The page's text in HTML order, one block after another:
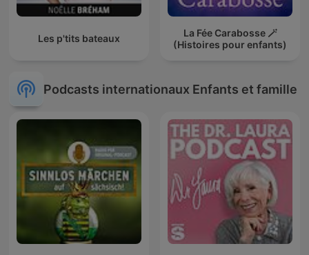
Les p'tits bateaux
La Fée Carabosse 🪄
(Histoires pour enfants)
Podcasts internationaux Enfants et famille